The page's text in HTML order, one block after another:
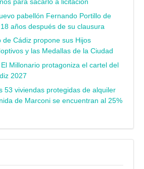
para sacarlo a licitación
pabellón Fernando Portillo de
años después de su clausura
de Cádiz propone sus Hijos
y las Medallas de la Ciudad
Millonario protagoniza el cartel del
2027
53 viviendas protegidas de alquiler
de Marconi se encuentran al 25%